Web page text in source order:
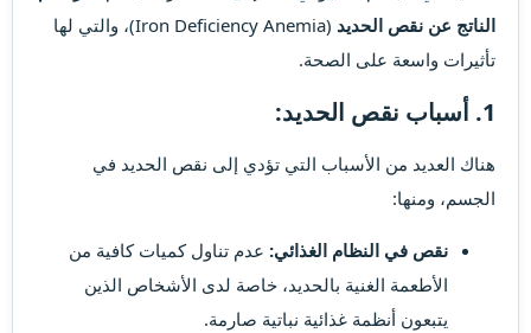
الناتج عن نقص الحديد
(Iron Deficiency Anemia)، والتي لها
تأثيرات واسعة على الصحة.
1. أسباب نقص الحديد:
هناك العديد من الأسباب التي تؤدي إلى نقص الحديد في
الجسم، ومنها:
نقص في النظام الغذائي: عدم تناول كميات كافية من
الأطعمة الغنية بالحديد، خاصة لدى الأشخاص الذين
يتبعون أنظمة غذائية نباتية صارمة.